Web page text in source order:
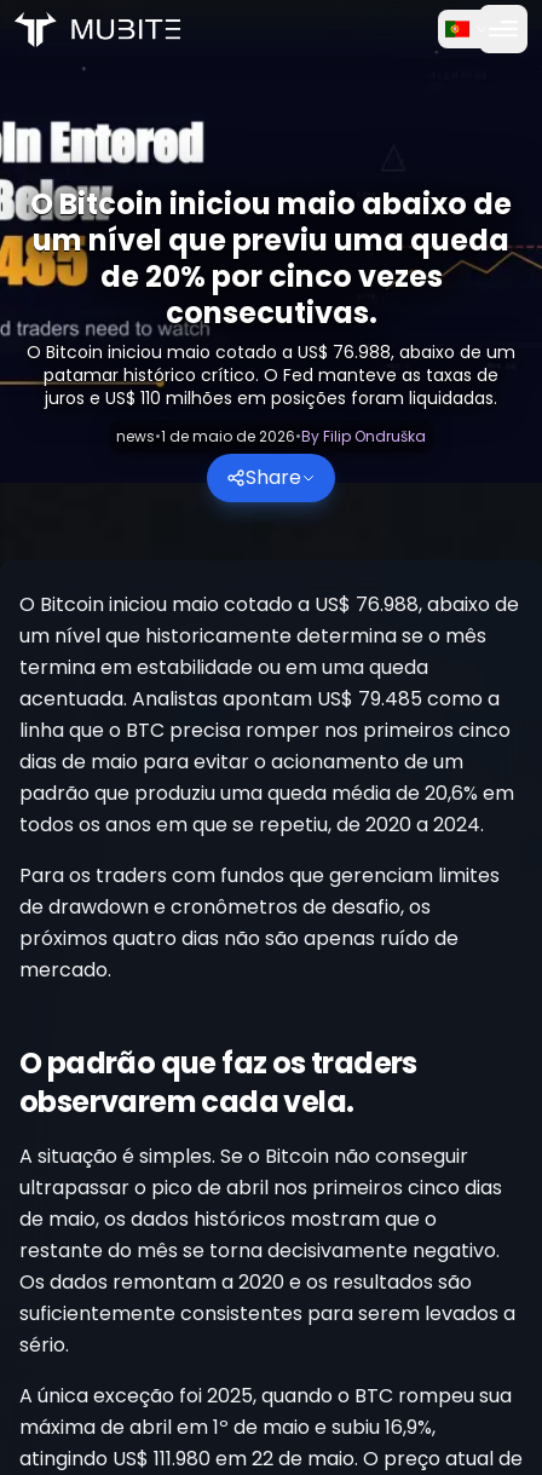
Como Funciona
Teste Gratuito
FAQ
Depoimentos
Trading
Sobre Nós
Entrar
/ Relatórios Cripto
O Bitcoin iniciou maio abaixo de um nível que previu
O Bitcoin iniciou maio abaixo de
um nível que previu uma queda
de 20% por cinco vezes
consecutivas.
O Bitcoin iniciou maio cotado a US$ 76.988, abaixo de um
patamar histórico crítico. O Fed manteve as taxas de
juros e US$ 110 milhões em posições foram liquidadas.
news•1 de maio de 2026•ByFilip Ondruška
Share
O Bitcoin iniciou maio cotado a US$ 76.988, abaixo de
um nível que historicamente determina se o mês
termina em estabilidade ou em uma queda
acentuada. Analistas apontam US$ 79.485 como a
linha que o BTC precisa romper nos primeiros cinco
dias de maio para evitar o acionamento de um
padrão que produziu uma queda média de 20,6% em
todos os anos em que se repetiu, de 2020 a 2024.
Para os traders com fundos que gerenciam limites
de drawdown e cronômetros de desafio, os
próximos quatro dias não são apenas ruído de
mercado.
O padrão que faz os traders
observarem cada vela.
A situação é simples. Se o Bitcoin não conseguir
ultrapassar o pico de abril nos primeiros cinco dias
de maio, os dados históricos mostram que o
restante do mês se torna decisivamente negativo.
Os dados remontam a 2020 e os resultados são
suficientemente consistentes para serem levados a
sério.
A única exceção foi 2025, quando o BTC rompeu sua
máxima de abril em 1º de maio e subiu 16,9%,
atingindo US$ 111.980 em 22 de maio. O preço atual de